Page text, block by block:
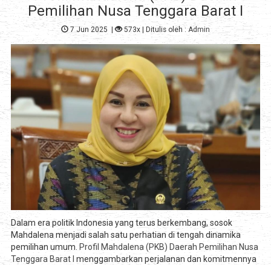
Pemilihan Nusa Tenggara Barat I
7 Jun 2025 | 573x| Ditulis oleh : Admin
Dalam era politik Indonesia yang terus berkembang, sosok
Mahdalena menjadi salah satu perhatian di tengah dinamika
pemilihan umum. Profil Mahdalena (PKB) Daerah Pemilihan Nusa
Tenggara Barat Imenggambarkan perjalanan dan komitmennya